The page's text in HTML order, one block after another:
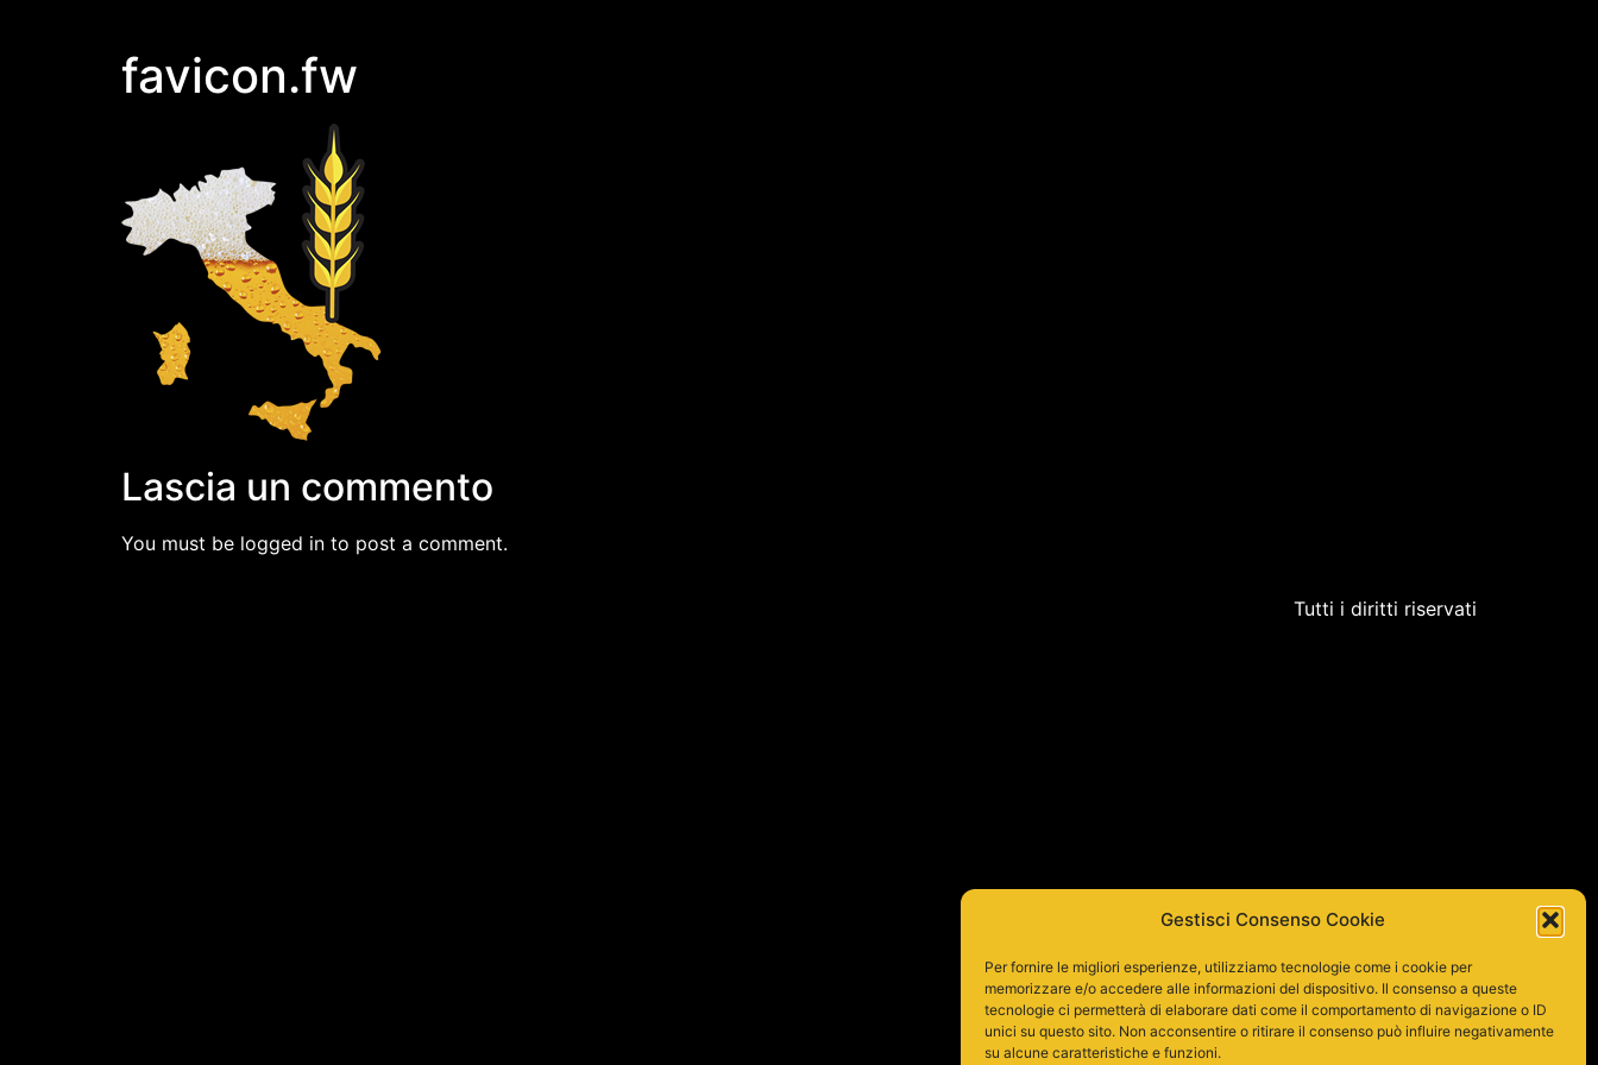
Gestisci Consenso Cookie
Per fornire le migliori esperienze, utilizziamo tecnologie come i cookie per
memorizzare e/o accedere alle informazioni del dispositivo. Il consenso a queste
tecnologie ci permetterà di elaborare dati come il comportamento di navigazione o ID
unici su questo sito. Non acconsentire o ritirare il consenso può influire negativamente
su alcune caratteristiche e funzioni.
favicon.fw
Lascia un commento
You must be logged in to post a comment.
Tutti i diritti riservati